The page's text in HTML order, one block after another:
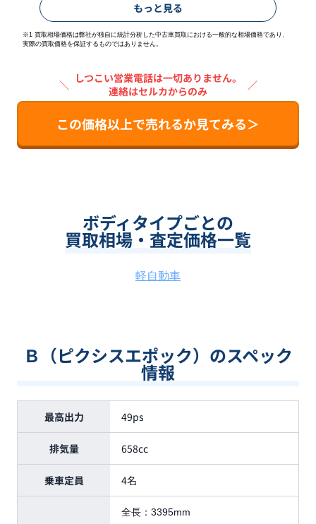
もっと見る
※1 買取相場価格は弊社が独自に統計分析した中古車買取における一般的な相場価格であり、
実際の買取価格を保証するものではありません。
＼ しつこい営業電話は一切ありません。
連絡はセルカからのみ
／
この価格以上で売れるか見てみる＞
ボディタイプごとの
買取相場・査定価格一覧
軽自動車
Ｂ（ピクシスエポック）のスペック
情報
最高出力 49ps
排気量 658cc
乗車定員 4名
全長： 3395mm